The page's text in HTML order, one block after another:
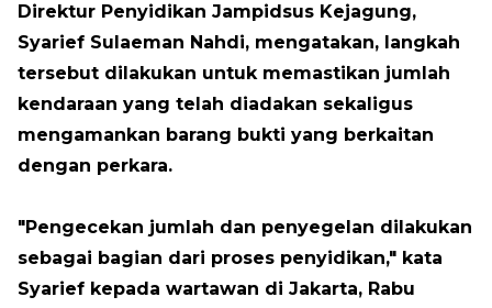
Direktur Penyidikan Jampidsus Kejagung,
Syarief Sulaeman Nahdi, mengatakan, langkah
tersebut dilakukan untuk memastikan jumlah
kendaraan yang telah diadakan sekaligus
mengamankan barang bukti yang berkaitan
dengan perkara.
"Pengecekan jumlah dan penyegelan dilakukan
sebagai bagian dari proses penyidikan," kata
Syarief kepada wartawan di Jakarta, Rabu